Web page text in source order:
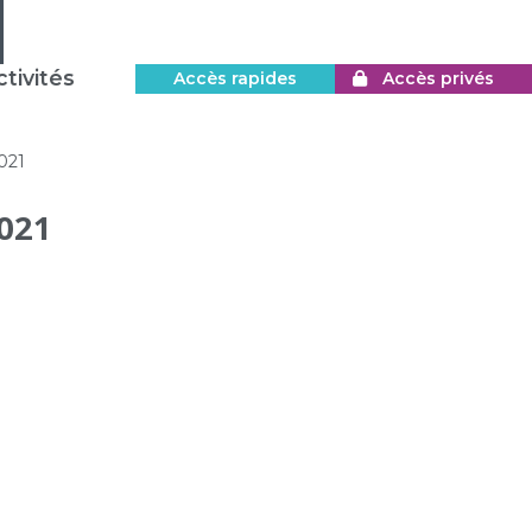
Accès rapides Accès privés